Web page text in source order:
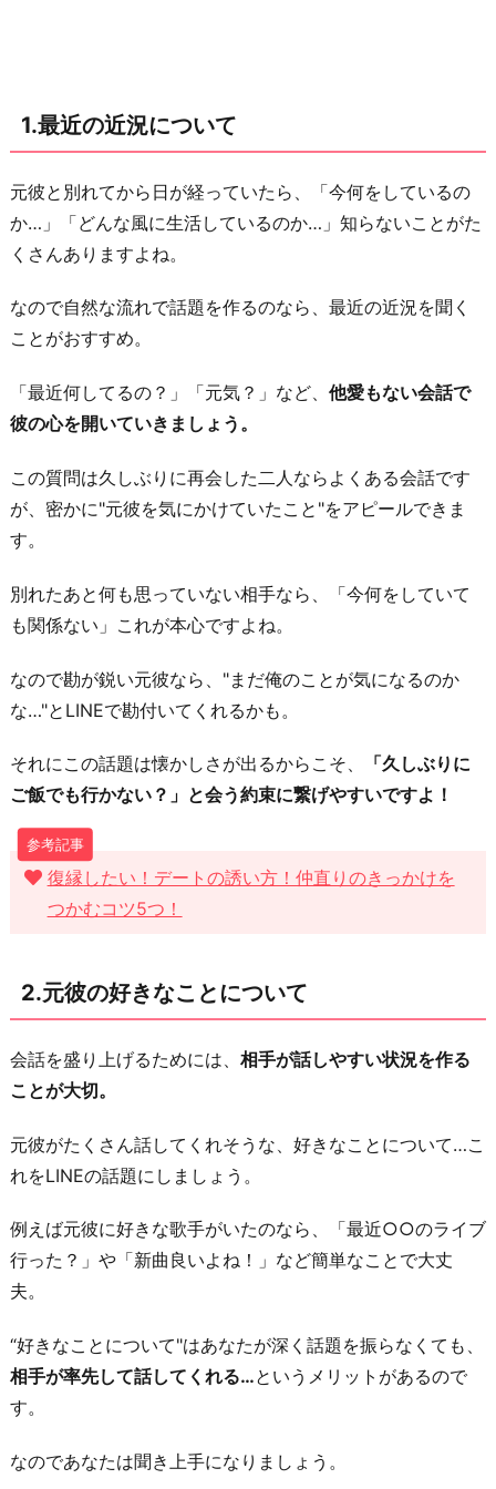
と
に
つ
い
て
成
長
し
た
分
に
て
4.
を
理
解
し
い
る
こ
ア
ー
ル
5.
新
い
一
見
せ
1.最近の近況について
元彼と別れてから日が経っていたら、「今何をしているの
か…」「どんな風に生活しているのか…」知らないことがた
くさんありますよね。
なので自然な流れで話題を作るのなら、最近の近況を聞く
ことがおすすめ。
「最近何してるの？」「元気？」など、 他愛もない会話で
彼の心を開いていきましょう。
この質問は久しぶりに再会した二人ならよくある会話です
が、密かに"元彼を気にかけていたこと"をアピールできま
す。
別れたあと何も思っていない相手なら、「今何をしていて
も関係ない」これが本心ですよね。
なので勘が鋭い元彼なら、"まだ俺のことが気になるのか
な…"とLINEで勘付いてくれるかも。
それにこの話題は懐かしさが出るからこそ、
「久しぶりに
ご飯でも行かない？」と会う約束に繋げやすいですよ！
復縁したい！デートの誘い方！仲直りのきっかけを
つかむコツ5つ！
2.元彼の好きなことについて
会話を盛り上げるためには、 相手が話しやすい状況を作る
ことが大切。
元彼がたくさん話してくれそうな、好きなことについて…こ
れをLINEの話題にしましょう。
例えば元彼に好きな歌手がいたのなら、「最近○○のライブ
行った？」や「新曲良いよね！」など簡単なことで大丈
夫。
“好きなことについて"はあなたが深く話題を振らなくても、
相手が率先して話してくれる…というメリットがあるので
す。
なのであなたは聞き上手になりましょう。